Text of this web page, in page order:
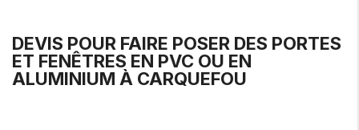
DEVIS POUR FAIRE POSER DES PORTES
ET FENÊTRES EN PVC OU EN
ALUMINIUM À CARQUEFOU